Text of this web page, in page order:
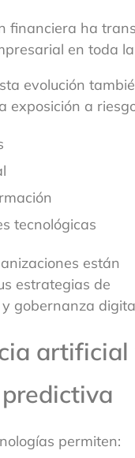
financiera ha
en toda
evolución
exposición a
tecnológicas
están
estrategias de
gobernanza
artificial
permiten: